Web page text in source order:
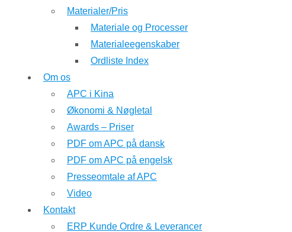
Materialer/Pris
Materiale og Processer
Materialeegenskaber
Ordliste Index
Om os
APC i Kina
Økonomi & Nøgletal
Awards – Priser
PDF om APC på dansk
PDF om APC på engelsk
Presseomtale af APC
Video
Kontakt
ERP Kunde Ordre & Leverancer